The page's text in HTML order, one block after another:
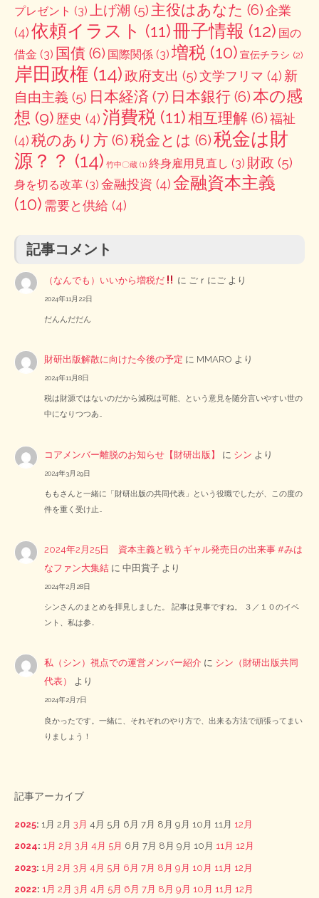
プレゼント (3) 上げ潮 (5) 主役はあなた (6)企業
(4)依頼イラスト (11)冊子情報 (12) 国の
借金 (3) 国債 (6) 国際関係 (3) 増税 (10) 宣伝チラシ (2)
岸田政権 (14)政府支出 (5)文学フリマ (4) 新
自由主義 (5) 日本経済 (7) 日本銀行 (6)本の感
想 (9) 歴史 (4)消費税 (11)相互理解 (6)福祉
(4)税のあり方 (6)税金とは (6)税金は財
源？？ (14) 竹中〇蔵 (1) 終身雇用見直し (3) 財政 (5)
身を切る改革 (3) 金融投資 (4)金融資本主義
(10) 需要と供給 (4)
記事コメント
（なんでも）いいから増税だ に ごｒにご より
2024年11月22日
だんんだだん
財研出版解散に向けた今後の予定 に MMARO より
2024年11月8日
税は財源ではないのだから減税は可能、という意見を随分言いやすい世の
中になりつつあ…
コアメンバー離脱のお知らせ【財研出版】 に シン より
2024年3月29日
ももさんと一緒に「財研出版の共同代表」という役職でしたが、この度の
件を重く受け止…
2024年2月25日 資本主義と戦うギャル発売日の出来事 #みは
なファン大集結 に中田賞子 より
2024年2月28日
シンさんのまとめを拝見しました。 記事は見事ですね。 ３／１０のイベ
ント、私は参…
私（シン）視点での運営メンバー紹介 に シン（財研出版共同
代表）
より
2024年2月7日
良かったです。一緒に、それぞれのやり方で、出来る方法で頑張ってまい
りましょう！
記事アーカイブ
2025: 1月 2月 3月 4月 5月 6月 7月 8月 9月 10月 11月 12月
2024: 1月 2月 3月 4月 5月 6月 7月 8月 9月 10月 11月 12月
2023: 1月 2月 3月 4月 5月 6月 7月 8月 9月 10月 11月 12月
2022: 1月 2月 3月 4月 5月 6月 7月 8月 9月 10月 11月 12月